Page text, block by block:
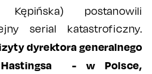
postanowili
serial katastroficzny.
dyrektora generalnego
- w Polsce,